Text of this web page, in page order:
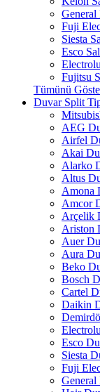
Fuji
Siesta
Esco
Fujitsu
Tümünü
Duvar Split
AEG
Airfel
Akai
Alarko
Altus
Amona
Amcor
Arçelik
Ariston
Auer
Aura
Beko
Bosch
Cartel
Daikin
Esco
Siesta
Fuji